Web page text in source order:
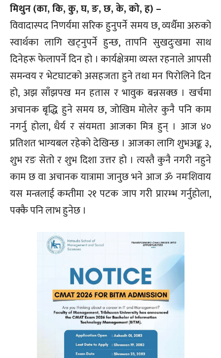
मिथुन (का, कि, कु, घ, ङ, छ, के, को, ह) –
विवादास्पद निणर्यमा सरिक हुनुपर्ने समय छ, व्यर्थैमा अरुको
स्वार्थका लागि खट्नुपर्ने हुन्छ, तापनि सुखदुःखमा साथ
दिनेहरू फेलापर्ने दिन हो । कार्यक्षेत्रमा व्यस्त रहनाले आपसी
समन्वय र भेटघाटको असहजता हुने तथा मन पिरोलिने दिन
हो, अझ साँझपख मन हतास र भावुक बन्नसक्छ । खर्चमा
अचानक बृद्धि हुने समय छ, जोखिम मोलेर कुनै पनि काम
नगर्नु होला, धैर्य र संयमता आजका मित्र हुन् । आज ४०
प्रतिशत भाग्यबल रहेको देखिन्छ । आजका लागि शुभअङ्क ३,
शुभ रङ सेतो र शुभ दिशा उत्तर हो । त्यस्तै कुनै नगरी नहुने
काम छ वा अचानक यात्रामा जानुछ भने आज ॐ नमःशिवाय
यस मन्त्रलाई कम्तीमा २१ पटक जाप गरी प्रारम्भ गर्नुहोला,
पक्कै पनि लाभ हुनेछ ।